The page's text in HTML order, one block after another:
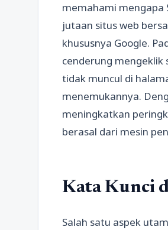
memahami mengapa
jutaan situs web
khususnya Google.
cenderung mengeklik
tidak muncul di
menemukannya.
meningkatkan
berasal dari mesin
Kata Kunci
Salah satu aspek